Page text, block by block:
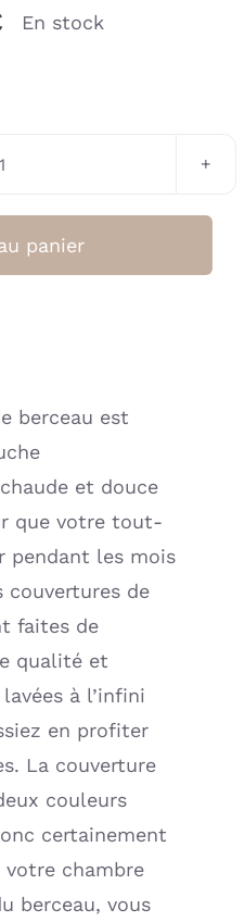
En stock
quantité
Gourde
panier
berceau est
et douce
que votre tout-
pendant les mois
couvertures de
faites de
qualité et
à l’infini
en profiter
La couverture
couleurs
certainement
chambre
berceau, vous